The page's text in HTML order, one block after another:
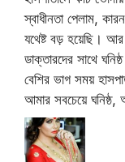
স্বাধীনতা পেলাম,
যথেষ্ট বড় হয়েছি। আর
ডাক্তারদের সাথে
বেশির ভাগ সময়
আমার সবচেয়ে